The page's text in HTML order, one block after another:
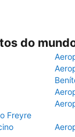
do
Freyre